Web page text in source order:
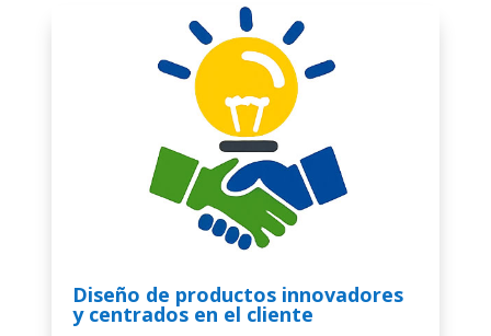
Diseño de productos innovadores
y centrados en el cliente